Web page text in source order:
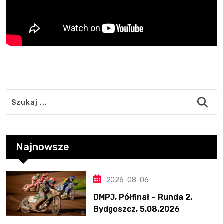
Najnowsze
2026-08-06
DMPJ, Półfinał – Runda 2,
Bydgoszcz, 5.08.2026